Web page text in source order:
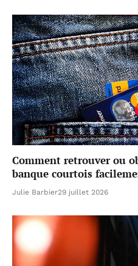
Comment retrouver ou
banque courtois
Julie Barbier29 juillet 2026